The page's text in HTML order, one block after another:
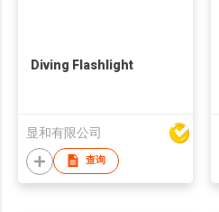
Diving Flashlight
显和有限公司
查询